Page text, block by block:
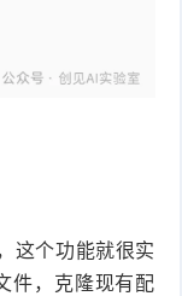
这个功能就很实
件，克隆现有配